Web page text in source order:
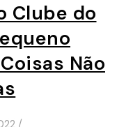
Clube do
Não
/